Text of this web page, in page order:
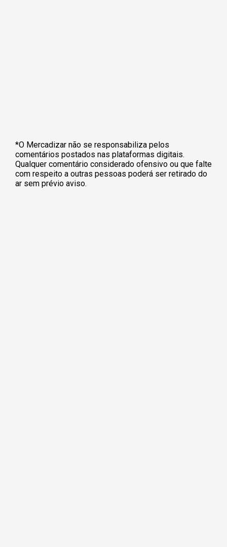
*O Mercadizar não se responsabiliza pelos
comentários postados nas plataformas digitais.
Qualquer comentário considerado ofensivo ou que falte
com respeito a outras pessoas poderá ser retirado do
ar sem prévio aviso.